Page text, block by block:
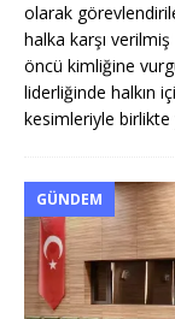
olarak
halka karşı
öncü kimliğine
liderliğinde halkın
kesimleriyle birlikte
GÜNDEM